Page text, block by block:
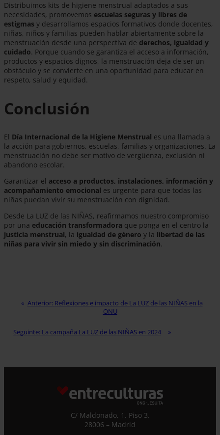
Distribuimos kits de higiene menstrual adaptados a sus
necesidades, promovemos escuelas seguras y libres de
estigmas y desarrollamos espacios formativos donde docentes,
niñas, niños y familias pueden hablar abiertamente sobre la
menstruación desde una perspectiva de derechos, igualdad y
cuidado. Porque cuando se garantiza el acceso a información,
productos y espacios dignos, la menstruación deja de ser un
obstáculo y se convierte en una oportunidad para educar en
respeto, salud y equidad.
Conclusión
El Día Internacional de la Higiene Menstrual es una llamada a
la acción para gobiernos, escuelas, familias y organizaciones. La
menstruación no debe ser motivo de vergüenza, exclusión ni
abandono escolar.
Garantizar el acceso a productos, instalaciones, información y
acompañamiento emocional es urgente para que todas las
niñas puedan vivir su menstruación con dignidad.
Desde La LUZ de las NIÑAS, reafirmamos nuestro compromiso
por una educación transformadora que ponga en el centro la
justicia menstrual, la igualdad de género y la libertad de las
niñas para vivir sin miedo y sin discriminación.
Anterior: Reflexiones e impacto de La LUZ de las NIÑAS en la
ONU
Seguinte: La campaña La LUZ de las NIÑAS en 2024
C/ Maldonado, 1. Piso 3.
28006 – Madrid